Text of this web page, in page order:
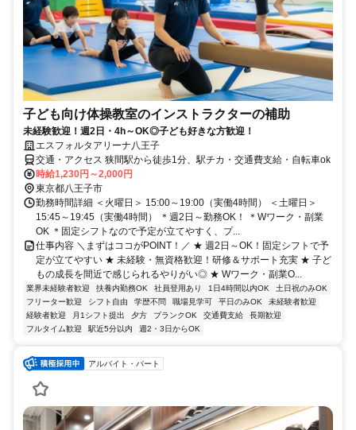
子ども向け体操教室のインストラクターの補助
未経験歓迎！週2日・4h～OK◎子ども好きな方歓迎！
エスフォルタアリーナ八王子
交通・アクセス 狭間駅から徒歩1分、駅チカ・交通費支給・自転車ok
時給1,230円～2,000円
東京都八王子市
勤務時間詳細 ＜火曜日＞ 15:00～19:00（実働4時間） ＜土曜日＞
15:45～19:45（実働4時間） ＊週2日～勤務OK！ ＊Wワーク・副業
OK ＊固定シフトなので予定が立てやすく、プ...
仕事内容 ＼まずはココがPOINT！／ ★ 週2日～OK！固定シフトで予
定が立てやすい ★ 未経験・無資格歓迎！研修＆サポート充実 ★ 子ど
もの成長を間近で感じられるやりがい◎ ★ Wワーク・副業O...
業界未経験者歓迎 扶養内勤務OK 社員登用あり 1日4時間以内OK
土日祝のみOK
フリーター歓迎
シフト自由 学歴不問 職場見学可 平日のみOK
未経験者歓迎
経験者歓迎
月1シフト提出 夕方 ブランクOK 交通費支給
長期歓迎
フルタイム歓迎
駅近5分以内 週2・3日からOK
アルバイト・パート